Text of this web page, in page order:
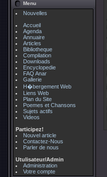
Menu
Nouvelles
Accueil
Agenda
Annuaire
Articles
Bibliotheque
Compilation
Downloads
Encyclopedie
FAQ Anar
Gallerie
H�bergement Web
Liens Web
Plan du Site
Poemes et Chansons
Sujets actifs
Videos
Participez!
Nouvel article
Contactez-Nous
Parler de nous
Utulisateur/Admin
Administration
Votre compte